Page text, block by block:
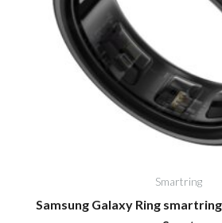
Smartring
Samsung Galaxy Ring